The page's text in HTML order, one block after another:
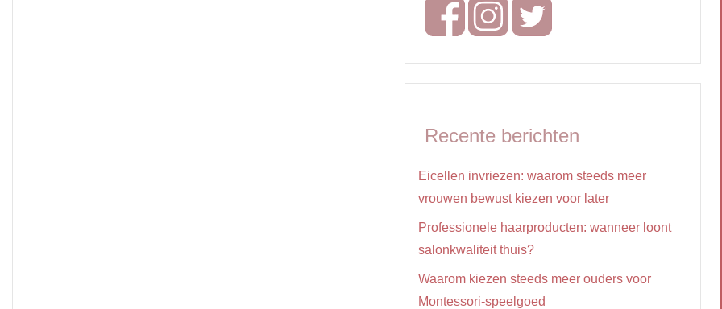
Recente berichten
Eicellen invriezen: waarom steeds meer
vrouwen bewust kiezen voor later
Professionele haarproducten: wanneer loont
salonkwaliteit thuis?
Waarom kiezen steeds meer ouders voor
Montessori-speelgoed